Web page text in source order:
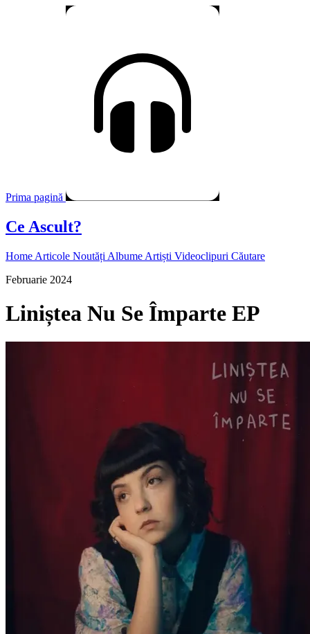
Prima pagină
Ce Ascult?
Home Articole Noutăți Albume Artiști Videoclipuri Căutare
Februarie 2024
Liniștea Nu Se Împarte EP